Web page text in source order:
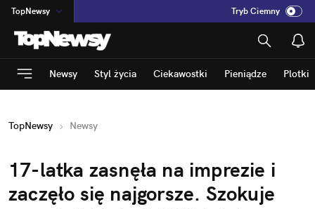
TopNewsy
na:Temat
INN:Poland
ASZ:dziennik
dad:HERO
Tryb Ciemny
Newsy Styl życia Ciekawostki Pieniądze Plotki
TopNewsy Newsy
17-latka zasnęła na imprezie i
zaczęło się najgorsze. Szokuje